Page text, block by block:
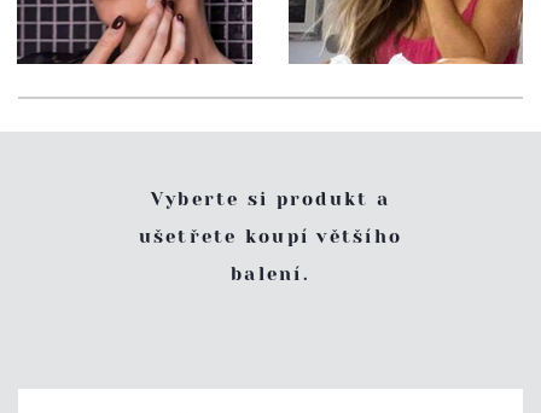
Vyberte si produkt a
ušetřete koupí většího
balení.